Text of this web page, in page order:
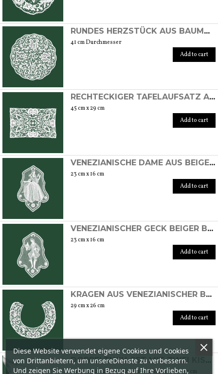
RUNDES HERZSTÜCK AUS BAUMWOLLE, HANDGEFERTIGT MIT BURANO-STICH
41 cm Durchmesser
Add to cart
RECHTECKIGER TAFELAUFSATZ AUS BAUMWOLLE, HANDGEFERTIGT MIT BURANO-STICH.
45 cm x 29 cm
Add to cart
VENEZIANISCHE DAME AUS BEIGER BAUMWOLLE, HANDGEFERTIGT MIT BURANO-STICH
23 cm x 16 cm
Add to cart
VENEZIANISCHER GECK BEIGER BAUMWOLLDÄMPFER, HANDGEFERTIGT MIT BURANO-STICH
23 cm x 16 cm
Add to cart
KRAGEN AUS VENEZIANISCHER BAUMWOLLE, HANDGEFERTIGT MIT BURANO-STICH
29 cm x 26 cm
Add to cart
Laken 290 x 260 cm Kopfkissenbezüge 85 x 57 cm
Diese Website verwendet eigene Cookies und Cookies
von Drittanbietern, um unsereDienste zu verbessern.
Und zeigen Sie Werbung in Bezug auf Ihre Vorlieben,